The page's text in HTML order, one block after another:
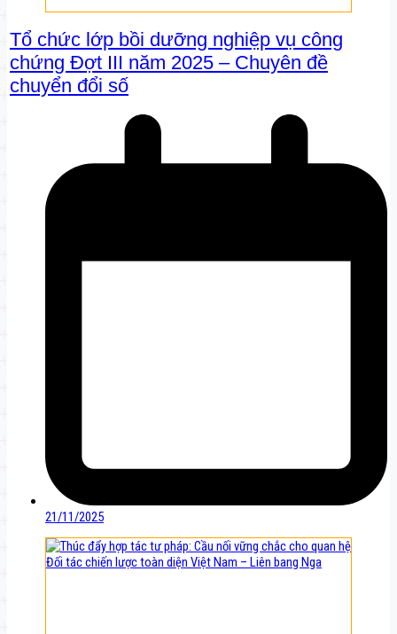
Tổ chức lớp bồi dưỡng nghiệp vụ công
chứng Đợt III năm 2025 – Chuyên đề
chuyển đổi số
21/11/2025